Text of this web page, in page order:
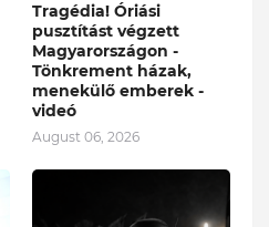
Tragédia! Óriási
pusztítást végzett
Magyarországon -
Tönkrement házak,
menekülő emberek -
videó
August 06, 2026